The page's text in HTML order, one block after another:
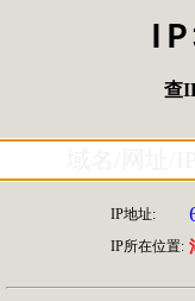
查
IP地址:
IP所在位置: